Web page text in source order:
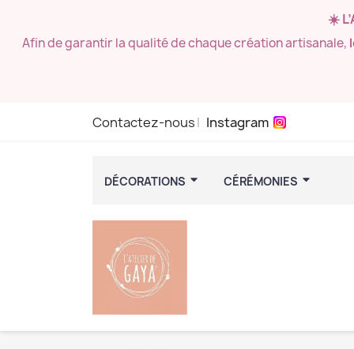
☀️
Afin de garantir la qualité de chaque création artisanale,
Contactez-nous Instagram
DÉCORATIONS CÉRÉMONIES